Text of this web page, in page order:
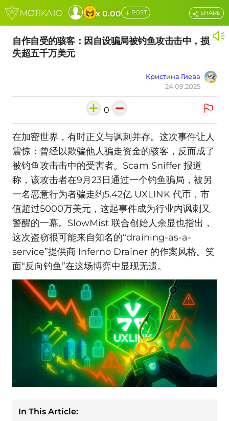
x 0.00 + POST
自作自受的骇客：因自设骗局被钓鱼攻击击中，损
失超五千万美元
Кристина Гиева
24.09.2025
SHARE
0
在加密世界，有时正义与讽刺并存。这次事件让人
震惊：曾经以欺骗他人骗走资金的骇客，反而成了
被钓鱼攻击击中的受害者。Scam Sniffer 报道
称，该攻击者在9月23日通过一个钓鱼骗局，被另
一名恶意行为者骗走约5.42亿 UXLINK 代币，市
值超过5000万美元，这起事件成为行业内讽刺又
警醒的一幕。SlowMist 联合创始人余显也指出，
这次盗窃很可能来自知名的“draining-as-a-
service”提供商 Inferno Drainer 的作案风格。笑
面“反向钓鱼”在这场博弈中显现无遗。
In This Article: